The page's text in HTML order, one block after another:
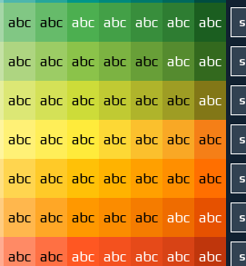
abc abc abc abc abc abc abc
abc abc abc abc abc abc abc
abc abc abc abc abc abc abc
abc abc abc abc abc abc abc
abc abc abc abc abc abc abc
abc abc abc abc abc abc abc
abc abc abc abc abc abc abc